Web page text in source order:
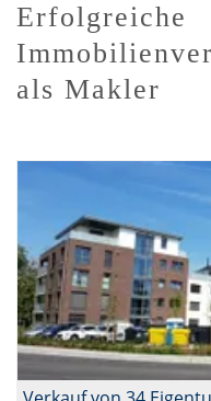
Erfolgreiche
als Makler